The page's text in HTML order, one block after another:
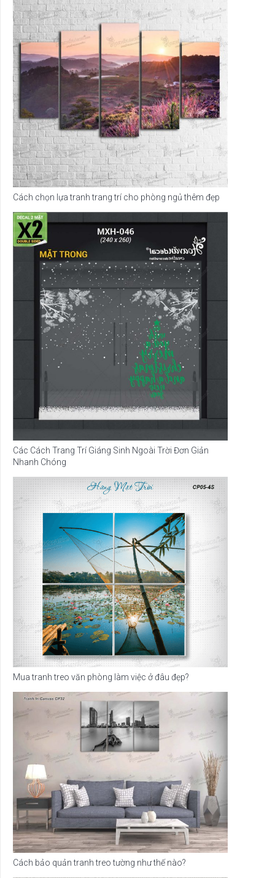
Cách chọn lựa tranh trang trí cho phòng ngủ thêm đẹp
Các Cách Trang Trí Giáng Sinh Ngoài Trời Đơn Giản
Nhanh Chóng
Mua tranh treo văn phòng làm việc ở đâu đẹp?
Cách bảo quản tranh treo tường như thế nào?